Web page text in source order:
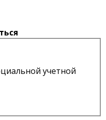
учетной